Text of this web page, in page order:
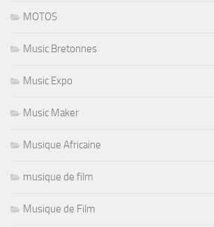
MOTOS
Music Bretonnes
Music Expo
Music Maker
Musique Africaine
musique de film
Musique de Film